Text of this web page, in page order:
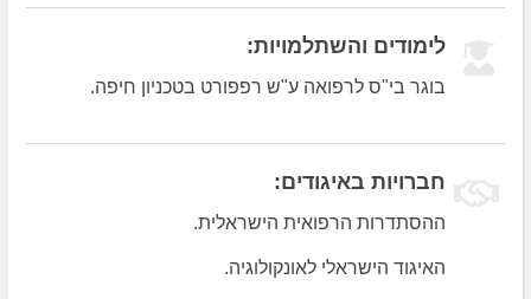
לימודים והשתלמויות:
בוגר בי"ס לרפואה ע"ש רפפורט בטכניון חיפה.
חברויות באיגודים:
ההסתדרות הרפואית הישראלית.
האיגוד הישראלי לאונקולוגיה.